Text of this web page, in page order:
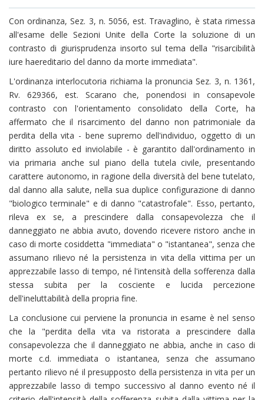
Con ordinanza, Sez. 3, n. 5056, est. Travaglino, è stata rimessa
all'esame delle Sezioni Unite della Corte la soluzione di un
contrasto di giurisprudenza insorto sul tema della "risarcibilità
iure haereditario del danno da morte immediata".
L'ordinanza interlocutoria richiama la pronuncia Sez. 3, n. 1361,
Rv. 629366, est. Scarano che, ponendosi in consapevole
contrasto con l'orientamento consolidato della Corte, ha
affermato che il risarcimento del danno non patrimoniale da
perdita della vita - bene supremo dell'individuo, oggetto di un
diritto assoluto ed inviolabile - è garantito dall'ordinamento in
via primaria anche sul piano della tutela civile, presentando
carattere autonomo, in ragione della diversità del bene tutelato,
dal danno alla salute, nella sua duplice configurazione di danno
"biologico terminale" e di danno "catastrofale". Esso, pertanto,
rileva ex se, a prescindere dalla consapevolezza che il
danneggiato ne abbia avuto, dovendo ricevere ristoro anche in
caso di morte cosiddetta "immediata" o "istantanea", senza che
assumano rilievo né la persistenza in vita della vittima per un
apprezzabile lasso di tempo, né l'intensità della sofferenza dalla
stessa subita per la cosciente e lucida percezione
dell'ineluttabilità della propria fine.
La conclusione cui perviene la pronuncia in esame è nel senso
che la "perdita della vita va ristorata a prescindere dalla
consapevolezza che il danneggiato ne abbia, anche in caso di
morte c.d. immediata o istantanea, senza che assumano
pertanto rilievo né il presupposto della persistenza in vita per un
apprezzabile lasso di tempo successivo al danno evento né il